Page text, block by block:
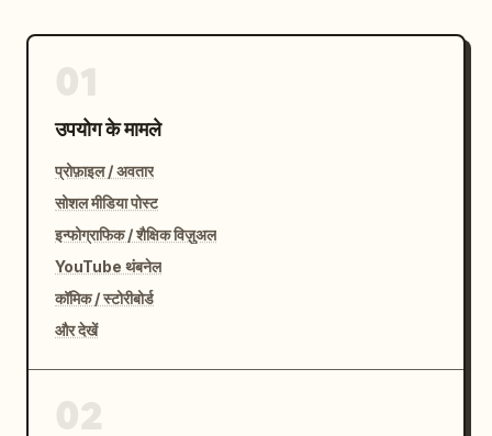
उपयोग के मामले
प्रोफ़ाइल / अवतार
सोशल मीडिया पोस्ट
इन्फोग्राफिक / शैक्षिक विज़ुअल
YouTube थंबनेल
कॉमिक / स्टोरीबोर्ड
और देखें